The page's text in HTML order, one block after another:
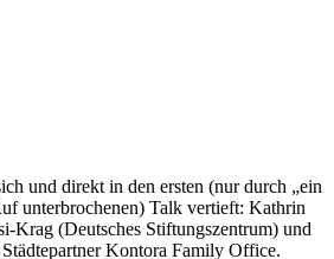
und direkt in den ersten (nur durch „ein
unterbrochenen) Talk vertieft: Kathrin
Krag (Deutsches Stiftungszentrum) und
Kontora Family Office.